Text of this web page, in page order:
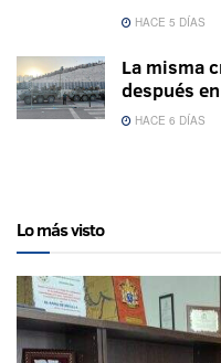
HACE 5 DÍAS
La misma
después
HACE 6 DÍAS
Lo más visto